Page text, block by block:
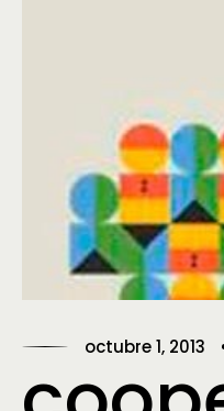
octubre 1, 2013